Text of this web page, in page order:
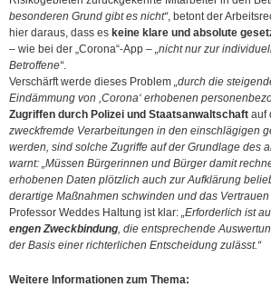
besonderen Grund gibt es nicht“, betont der
hier daraus, dass es keine klare und absolute
– wie bei der „Corona“-App – „nicht nur zur
Betroffene“.
Verschärft werde dieses Problem „durch die
Eindämmung von ,Corona‘ erhobenen
Zugriffen durch Polizei und Staatsanwaltschaft auf
zweckfremde Verarbeitungen in den einschlägigen
werden, sind solche Zugriffe auf der Grundlage des
warnt: „Müssen Bürgerinnen und Bürger damit
erhobenen Daten plötzlich auch zur Aufklärung
derartige Maßnahmen schwinden und das Vertrauen
Professor Weddes Haltung ist klar: „Erforderlich ist
engen Zweckbindung, die entsprechende
der Basis einer richterlichen Entscheidung zulässt.“
Weitere Informationen zum Thema: